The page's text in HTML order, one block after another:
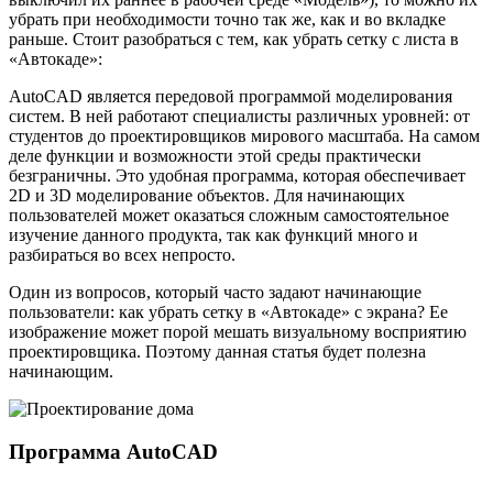
убрать при необходимости точно так же, как и во вкладке
раньше. Стоит разобраться с тем, как убрать сетку с листа в
«Автокаде»:
AutoCAD является передовой программой моделирования
систем. В ней работают специалисты различных уровней: от
студентов до проектировщиков мирового масштаба. На самом
деле функции и возможности этой среды практически
безграничны. Это удобная программа, которая обеспечивает
2D и 3D моделирование объектов. Для начинающих
пользователей может оказаться сложным самостоятельное
изучение данного продукта, так как функций много и
разбираться во всех непросто.
Один из вопросов, который часто задают начинающие
пользователи: как убрать сетку в «Автокаде» с экрана? Ее
изображение может порой мешать визуальному восприятию
проектировщика. Поэтому данная статья будет полезна
начинающим.
Программа AutoCAD